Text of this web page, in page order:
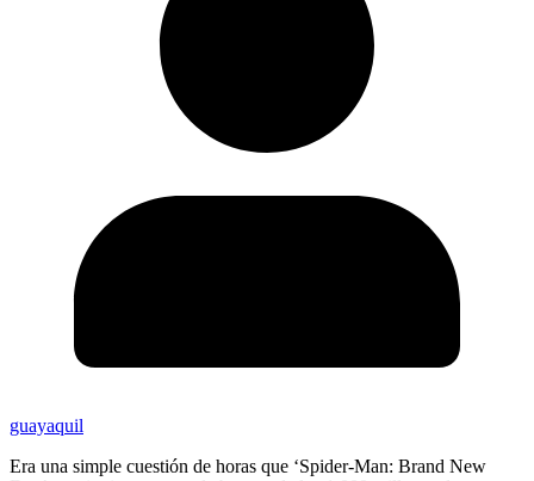
guayaquil
Era una simple cuestión de horas que ‘Spider-Man: Brand New